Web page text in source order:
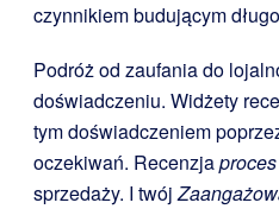
czynnikiem budującym
Podróż od zaufania do
doświadczeniu. Widżety
tym doświadczeniem
oczekiwań. Recenzjaproces
sprzedaży. I twój